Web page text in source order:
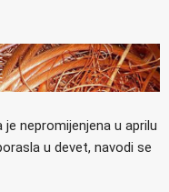
nepromijenjena u aprilu
u devet, navodi se